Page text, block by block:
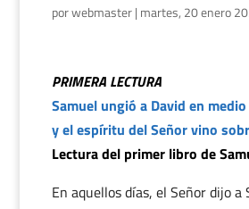
porwebmaster| martes, 20 enero
PRIMERA LECTURA
Samuel ungió a David en
y el espíritu del Señor vino
Lectura del primer libro de
En aquellos días, el Señor dijo a